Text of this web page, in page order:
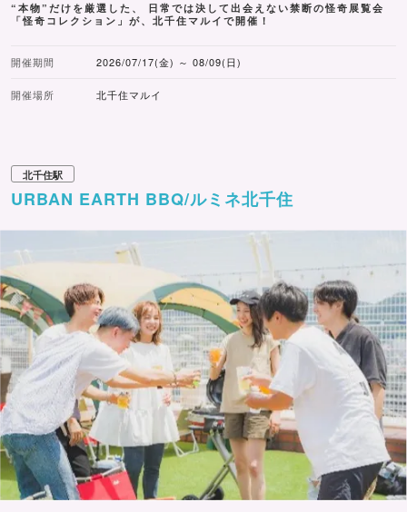
“本物”だけを厳選した、 日常では決して出会えない禁断の怪奇展覧会
「怪奇コレクション」が、北千住マルイで開催！
開催期間 2026/07/17(金) ～ 08/09(日)
開催場所 北千住マルイ
北千住駅
URBAN EARTH BBQ/ルミネ北千住